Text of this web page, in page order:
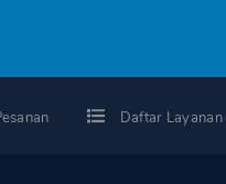
Daftar Layanan